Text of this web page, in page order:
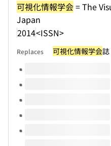
可視化情報学会= The
Japan
2014<ISSN>
Replaces 可視化情報学会誌
Volumes of this title